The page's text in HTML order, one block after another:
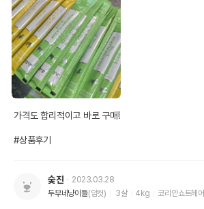
AS책임자와 전화번호
또는 소비자상담 관련
전화번호
유통기한
가격도 합리적이고 바로 구매!
#상품후기
숮진
2023.03.28
두부네냥이들(암컷) 3살 4kg 코리안쇼트헤어